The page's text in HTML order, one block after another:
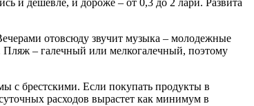
и дешевле, и дороже – от 0,3 до 2 лари. Развита
отовсюду звучит музыка – молодежные
Пляж – галечный или мелкогалечный, поэтому
с брестскими. Если покупать продукты в
расходов вырастет как минимум в